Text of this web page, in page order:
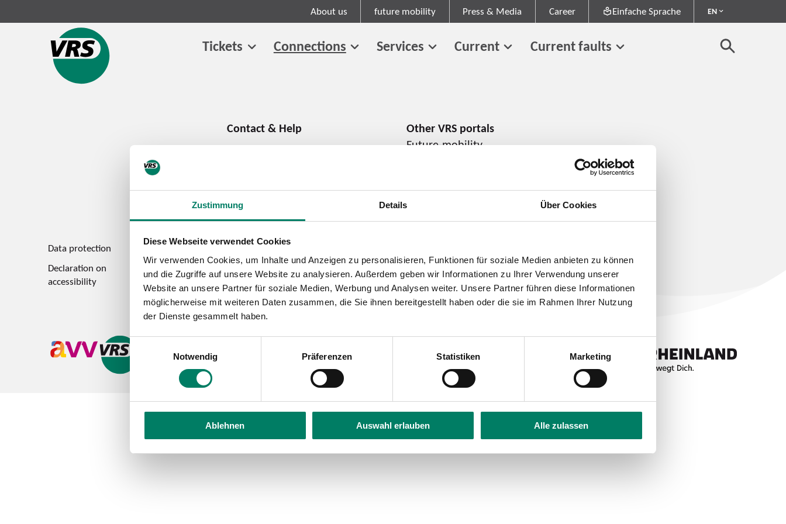
Zustimmung Details Über Cookies
Diese Webseite verwendet Cookies
Wir verwenden Cookies, um Inhalte und Anzeigen zu personalisieren, Funktionen für soziale Medien anbieten zu können
und die Zugriffe auf unsere Website zu analysieren. Außerdem geben wir Informationen zu Ihrer Verwendung unserer
Website an unsere Partner für soziale Medien, Werbung und Analysen weiter. Unsere Partner führen diese Informationen
möglicherweise mit weiteren Daten zusammen, die Sie ihnen bereitgestellt haben oder die sie im Rahmen Ihrer Nutzung
der Dienste gesammelt haben.
Einwilligungsauswahl
Notwendig
Präferenzen Statistiken Marketing
Ablehnen Auswahl erlauben Alle zulassen
About us future mobility Press & Media Career Einfache Sprache EN
Tickets Connections Services Current Current faults
Future-mobility
Career
Data protection Imprint
Declaration on
accessibility
Feedback on accessibility